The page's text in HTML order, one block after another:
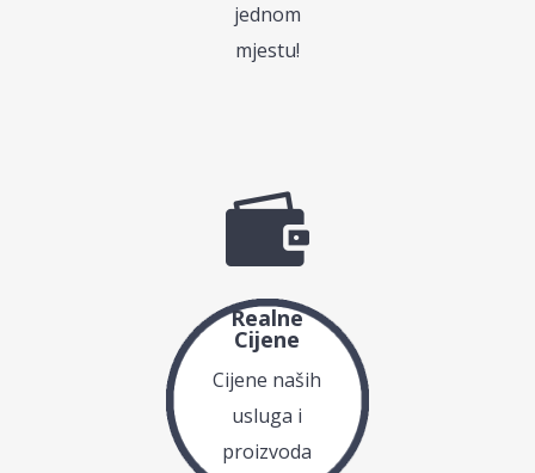
jednom
mjestu!

Realne
Cijene
Cijene naših
usluga i
proizvoda